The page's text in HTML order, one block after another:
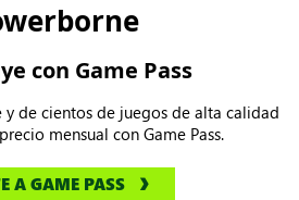
con Game Pass
de cientos de juegos de alta calidad
mensual con Game Pass.
A GAME PASS